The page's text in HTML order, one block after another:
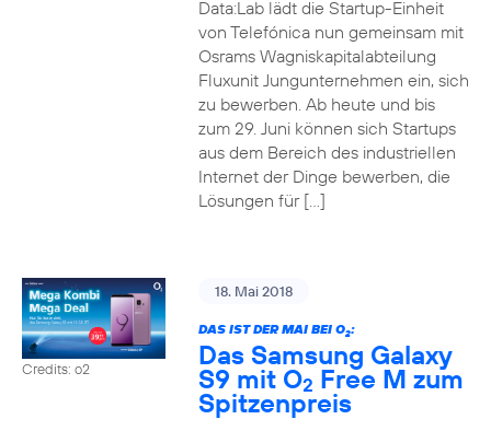
Data:Lab lädt die Startup-Einheit
von Telefónica nun gemeinsam mit
Osrams Wagniskapitalabteilung
Fluxunit Jungunternehmen ein, sich
zu bewerben. Ab heute und bis
zum 29. Juni können sich Startups
aus dem Bereich des industriellen
Internet der Dinge bewerben, die
Lösungen für […]
Credits: o2
18. Mai 2018
DAS IST DER MAI BEI O2:
Das Samsung Galaxy
S9 mit O2 Free M zum
Spitzenpreis